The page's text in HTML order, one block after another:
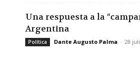
Una respuesta a la
Argentina
Política Dante Augusto Palma - 28